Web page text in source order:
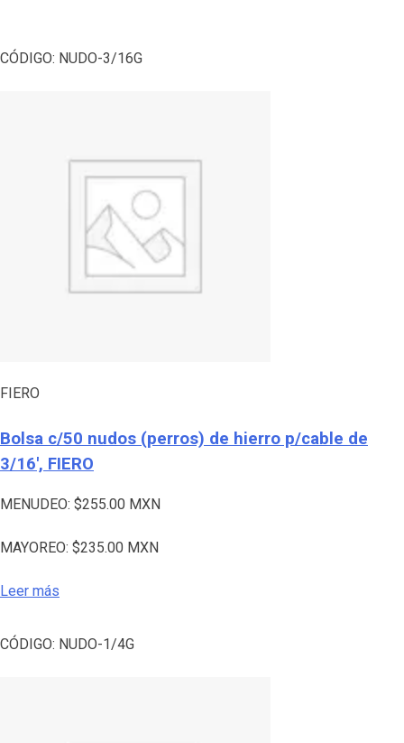
CÓDIGO: NUDO-3/16G
FIERO
Bolsa c/50 nudos (perros) de hierro p/cable de
3/16′, FIERO
MENUDEO: $255.00 MXN
MAYOREO: $235.00 MXN
Leer más
CÓDIGO: NUDO-1/4G